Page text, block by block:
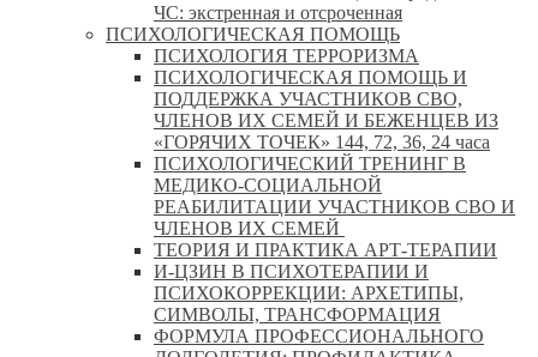
ЧС: экстренная и отсроченная
ПСИХОЛОГИЧЕСКАЯ ПОМОЩЬ
ПСИХОЛОГИЯ ТЕРРОРИЗМА
ПСИХОЛОГИЧЕСКАЯ ПОМОЩЬ И
ПОДДЕРЖКА УЧАСТНИКОВ СВО,
ЧЛЕНОВ ИХ СЕМЕЙ И БЕЖЕНЦЕВ ИЗ
«ГОРЯЧИХ ТОЧЕК» 144, 72, 36, 24 часа
ПСИХОЛОГИЧЕСКИЙ ТРЕНИНГ В
МЕДИКО-СОЦИАЛЬНОЙ
РЕАБИЛИТАЦИИ УЧАСТНИКОВ СВО И
ЧЛЕНОВ ИХ СЕМЕЙ
ТЕОРИЯ И ПРАКТИКА АРТ-ТЕРАПИИ
И-ЦЗИН В ПСИХОТЕРАПИИ И
ПСИХОКОРРЕКЦИИ: АРХЕТИПЫ,
СИМВОЛЫ, ТРАНСФОРМАЦИЯ
ФОРМУЛА ПРОФЕССИОНАЛЬНОГО